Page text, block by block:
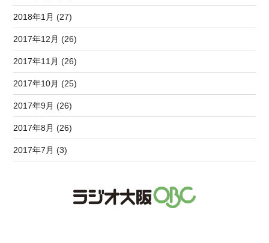
2018年1月 (27)
2017年12月 (26)
2017年11月 (26)
2017年10月 (25)
2017年9月 (26)
2017年8月 (26)
2017年7月 (3)